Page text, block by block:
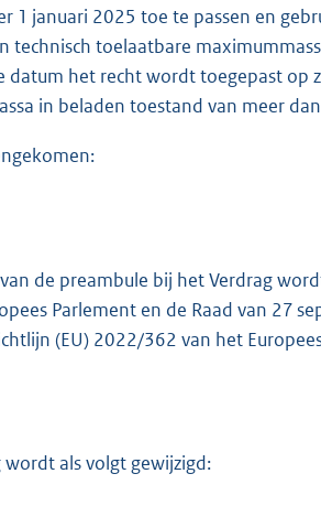
1 januari 2025 toe te passen en
technisch toelaatbare
datum het recht wordt toegepast op
in beladen toestand van meer
de preambule bij het Verdrag
Parlement en de Raad van 27
(EU) 2022/362 van het
als volgt gewijzigd: